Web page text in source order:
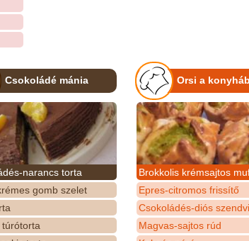
Csokoládé mánia
narancs torta
gomb szelet
Orsi a
Brokkolis krémsajtos
Epres-citromos frissítő
Csokoládés-diós
Magvas-sajtos rúd